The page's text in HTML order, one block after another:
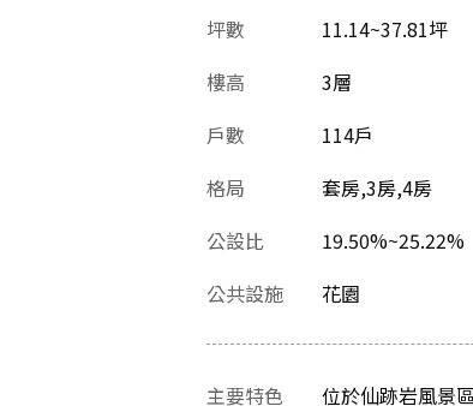
坪數
11.14~37.81坪
樓高
3層
戶數
114戶
格局
套房,3房,4房
公設比
19.50%~25.22%
公共設施 花園
主要特色
位於仙跡岩風景